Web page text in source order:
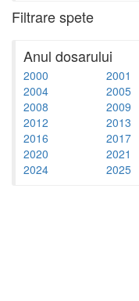
Filtrare spete
Anul dosarului
2000 2001
2004
2005
2008
2009
2012
2013
2016
2017
2020
2021
2024
2025